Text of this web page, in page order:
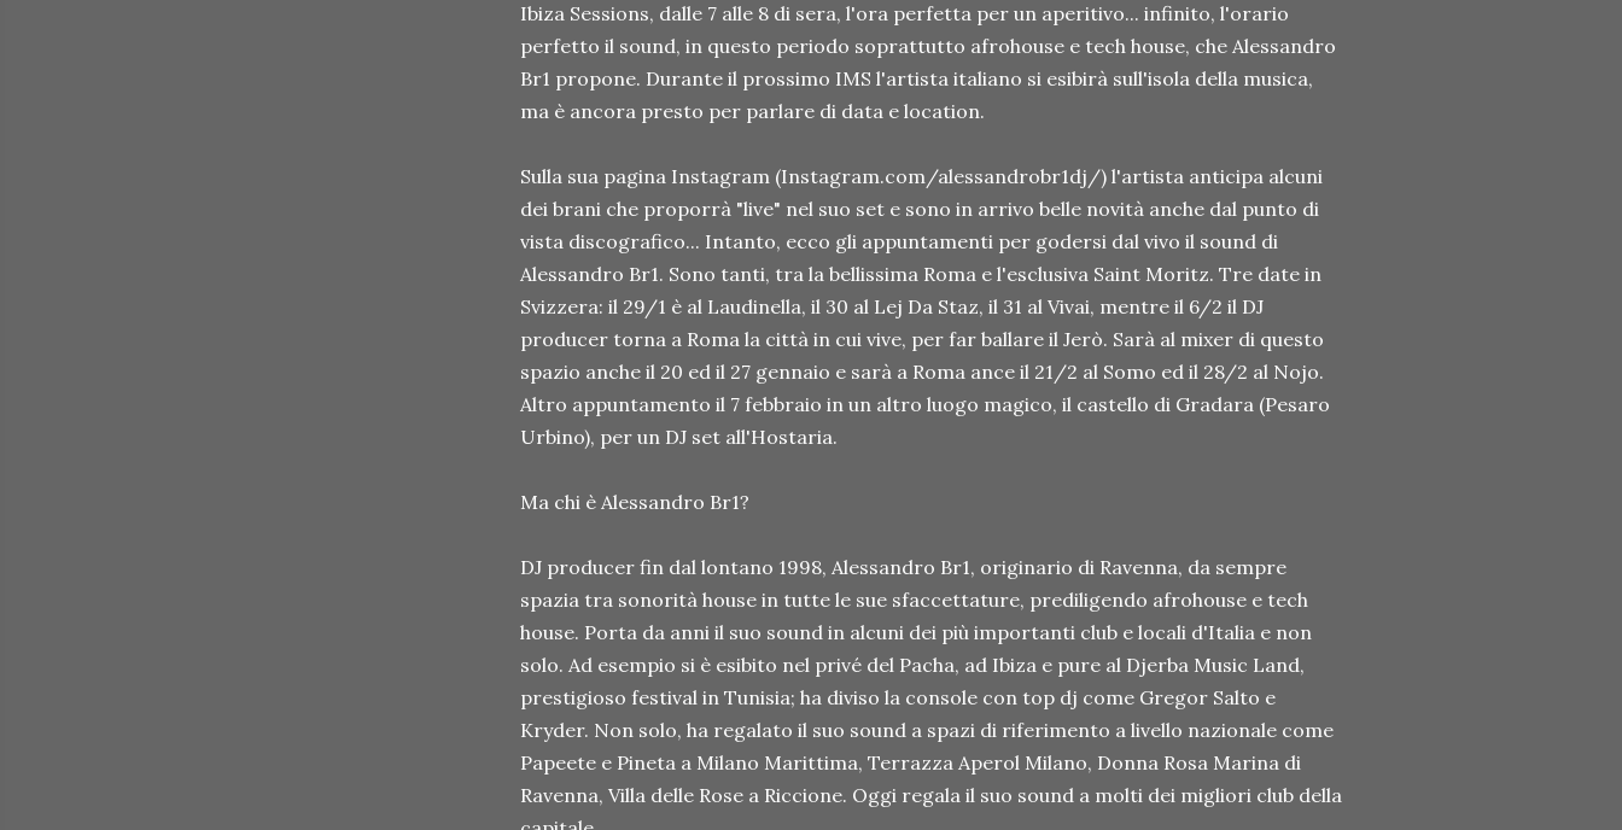
Ibiza Sessions, dalle 7 alle 8 di sera, l'ora perfetta per un aperitivo... infinito, l'orario
perfetto il sound, in questo periodo soprattutto afrohouse e tech house, che Alessandro
Br1 propone. Durante il prossimo IMS l'artista italiano si esibirà sull'isola della musica,
ma è ancora presto per parlare di data e location.
Sulla sua pagina Instagram (Instagram.com/alessandrobr1dj/) l'artista anticipa alcuni
dei brani che proporrà "live" nel suo set e sono in arrivo belle novità anche dal punto di
vista discografico... Intanto, ecco gli appuntamenti per godersi dal vivo il sound di
Alessandro Br1. Sono tanti, tra la bellissima Roma e l'esclusiva Saint Moritz. Tre date in
Svizzera: il 29/1 è al Laudinella, il 30 al Lej Da Staz, il 31 al Vivai, mentre il 6/2 il DJ
producer torna a Roma la città in cui vive, per far ballare il Jerò. Sarà al mixer di questo
spazio anche il 20 ed il 27 gennaio e sarà a Roma ance il 21/2 al Somo ed il 28/2 al Nojo.
Altro appuntamento il 7 febbraio in un altro luogo magico, il castello di Gradara (Pesaro
Urbino), per un DJ set all'Hostaria.
Ma chi è Alessandro Br1?
DJ producer fin dal lontano 1998, Alessandro Br1, originario di Ravenna, da sempre
spazia tra sonorità house in tutte le sue sfaccettature, prediligendo afrohouse e tech
house. Porta da anni il suo sound in alcuni dei più importanti club e locali d'Italia e non
solo. Ad esempio si è esibito nel privé del Pacha, ad Ibiza e pure al Djerba Music Land,
prestigioso festival in Tunisia; ha diviso la console con top dj come Gregor Salto e
Kryder. Non solo, ha regalato il suo sound a spazi di riferimento a livello nazionale come
Papeete e Pineta a Milano Marittima, Terrazza Aperol Milano, Donna Rosa Marina di
Ravenna, Villa delle Rose a Riccione. Oggi regala il suo sound a molti dei migliori club della